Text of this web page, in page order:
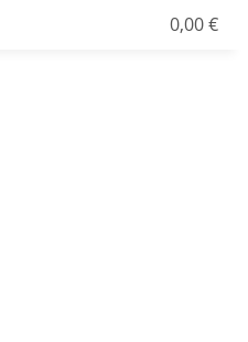
0,00 €